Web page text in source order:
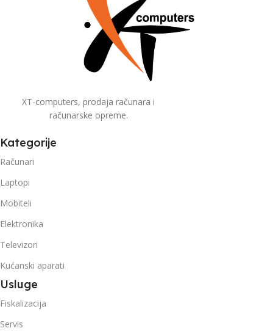
XT-computers, prodaja računara i
računarske opreme.
Kategorije
Računari
Laptopi
Mobiteli
Elektronika
Televizori
Kućanski aparati
Usluge
Fiskalizacija
Servis